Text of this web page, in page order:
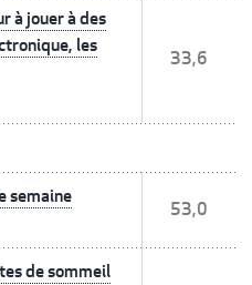
à jouer à des
les
33,6
semaine
53,0
de sommeil